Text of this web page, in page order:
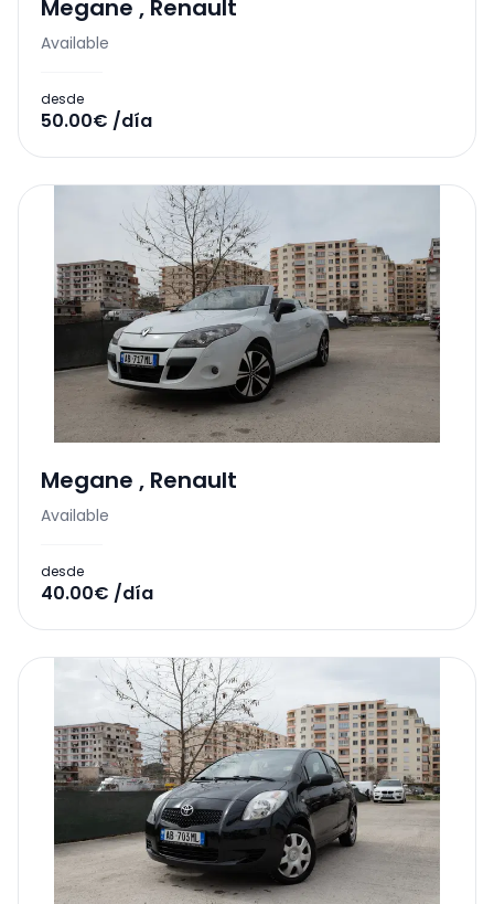
Megane , Renault
Available
desde
50.00€ /día
Megane , Renault
Available
desde
40.00€ /día